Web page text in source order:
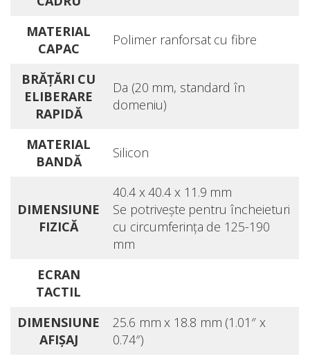
MATERIAL
CAPAC
Polimer ranforsat cu fibre
BRĂŢĂRI CU
ELIBERARE
RAPIDĂ
Da (20 mm, standard în
domeniu)
MATERIAL
BANDĂ
Silicon
DIMENSIUNE
FIZICĂ
40.4 x 40.4 x 11.9 mm
Se potriveşte pentru încheieturi
cu circumferinţa de 125-190
mm
ECRAN
TACTIL
DIMENSIUNE
AFIŞAJ
25.6 mm x 18.8 mm (1.01″ x
0.74″)